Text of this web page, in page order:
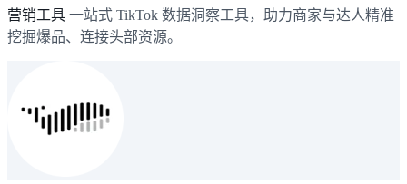
营销工具 一站式 TikTok 数据洞察工具，助力商家与达人精准
挖掘爆品、连接头部资源。